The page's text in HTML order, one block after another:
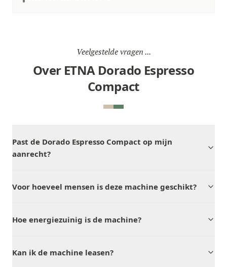
Veelgestelde vragen ...
Over ETNA Dorado Espresso
Compact
Past de Dorado Espresso Compact op mijn
aanrecht?
Voor hoeveel mensen is deze machine geschikt?
Hoe energiezuinig is de machine?
Kan ik de machine leasen?